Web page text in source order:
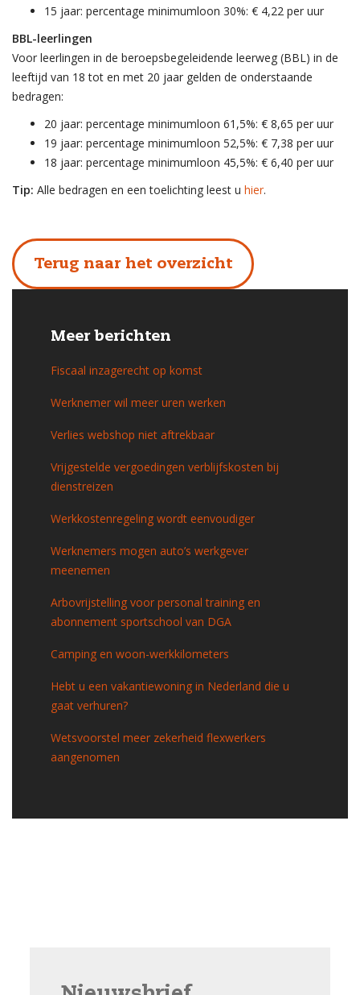
15 jaar: percentage minimumloon 30%: € 4,22 per uur
BBL-leerlingen
Voor leerlingen in de beroepsbegeleidende leerweg (BBL) in de
leeftijd van 18 tot en met 20 jaar gelden de onderstaande
bedragen:
20 jaar: percentage minimumloon 61,5%: € 8,65 per uur
19 jaar: percentage minimumloon 52,5%: € 7,38 per uur
18 jaar: percentage minimumloon 45,5%: € 6,40 per uur
Tip: Alle bedragen en een toelichting leest u hier.
Terug naar het overzicht
Meer berichten
Fiscaal inzagerecht op komst
Werknemer wil meer uren werken
Verlies webshop niet aftrekbaar
Vrijgestelde vergoedingen verblijfskosten bij
dienstreizen
Werkkostenregeling wordt eenvoudiger
Werknemers mogen auto’s werkgever
meenemen
Arbovrijstelling voor personal training en
abonnement sportschool van DGA
Camping en woon-werkkilometers
Hebt u een vakantiewoning in Nederland die u
gaat verhuren?
Wetsvoorstel meer zekerheid flexwerkers
aangenomen